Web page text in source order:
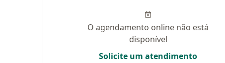
O agendamento online não está
disponível
Solicite um atendimento